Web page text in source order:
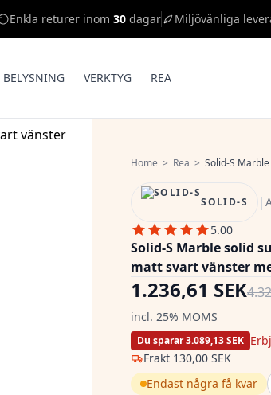
Enkla returer inom 30 dagar Miljövänliga
BELYSNING VERKTYG REA
Home > Rea > Solid-S Marble
SOLID-S |
5.00
Solid-S Marble solid
matt svart vänster
1.236,61 SEK
incl. 25% MOMS
Du sparar 3.089,13 SEK
Frakt 130,00 SEK
Endast några få kvar